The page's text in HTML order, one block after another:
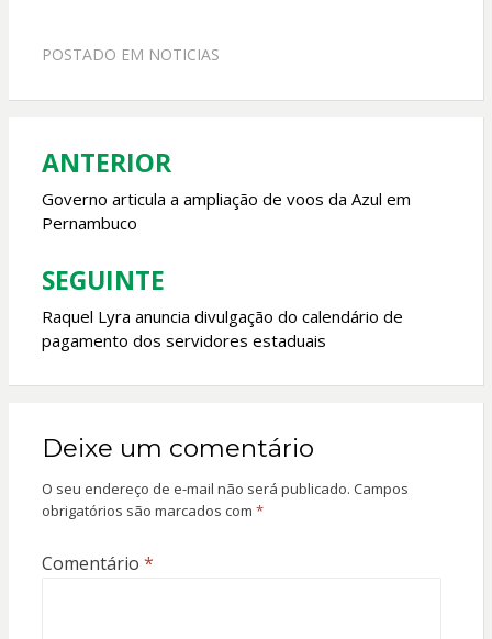
e
o
k
A
p
POSTADO EM NOTICIAS
Navegação
de
Post
ANTERIOR
Governo articula a ampliação de voos da Azul em
Pernambuco
SEGUINTE
Raquel Lyra anuncia divulgação do calendário de
pagamento dos servidores estaduais
Deixe um comentário
O seu endereço de e-mail não será publicado. Campos
obrigatórios são marcados com *
Comentário *